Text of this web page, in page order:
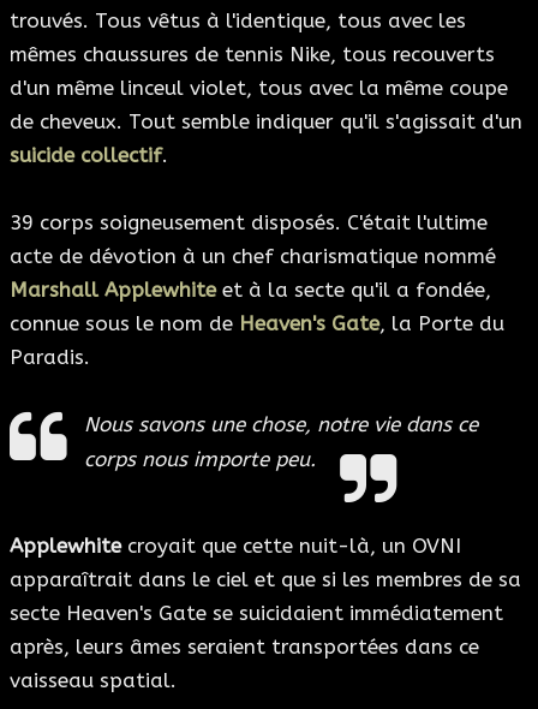
trouvés. Tous vêtus à l'identique, tous avec les
mêmes chaussures de tennis Nike, tous recouverts
d'un même linceul violet, tous avec la même coupe
de cheveux. Tout semble indiquer qu'il s'agissait d'un
suicide collectif.
39 corps soigneusement disposés. C'était l'ultime
acte de dévotion à un chef charismatique nommé
Marshall Applewhiteet à la secte qu'il a fondée,
connue sous le nom de Heaven's Gate, la Porte du
Paradis.
Nous savons une chose, notre vie dans ce
corps nous importe peu.
Applewhitecroyait que cette nuit-là, un OVNI
apparaîtrait dans le ciel et que si les membres de sa
secte Heaven's Gate se suicidaient immédiatement
après, leurs âmes seraient transportées dans ce
vaisseau spatial.